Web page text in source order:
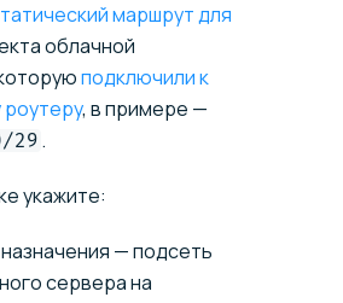
маршрут для
облачной
подключили к
, в примере —
29 .
укажите:
— подсеть
сервера на